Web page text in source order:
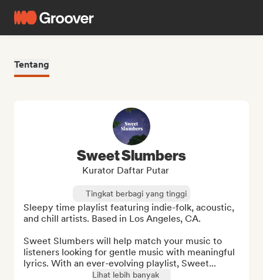
Tentang
Sweet Slumbers
Kurator Daftar Putar
Tingkat berbagi yang tinggi
Sleepy time playlist featuring indie-folk, acoustic,
and chill artists. Based in Los Angeles, CA.
Sweet Slumbers will help match your music to
listeners looking for gentle music with meaningful
lyrics. With an ever-evolving playlist, Sweet...
Lihat lebih banyak